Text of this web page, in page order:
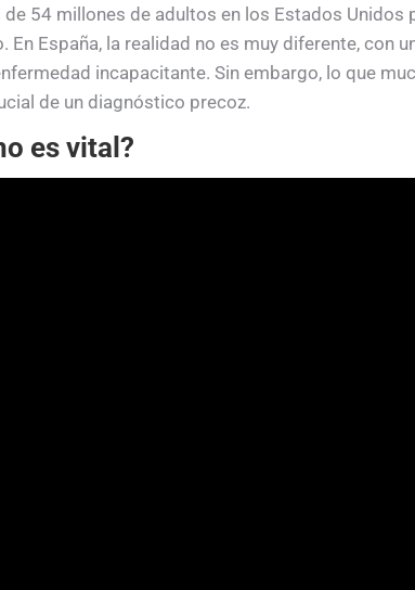
54 millones de adultos en los Estados Unidos
España, la realidad no es muy diferente, con
incapacitante. Sin embargo, lo que
de un diagnóstico precoz.
es vital?